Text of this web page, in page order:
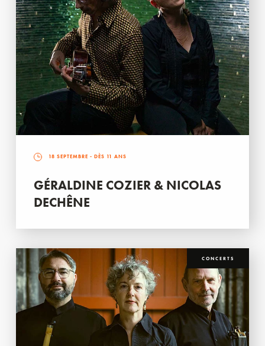
18 SEPTEMBRE - DÈS 11 ANS
GÉRALDINE COZIER & NICOLAS
DECHÊNE
CONCERTS